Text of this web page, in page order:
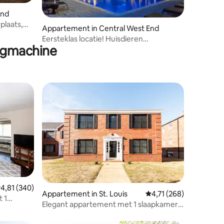
Appartement in Central West End
Eersteklas locatie! Huisdieren
Toegestaan, Parkeren, Zwembad
beoordeling van 4,81 op 5, 340 recensies
4,81 (340)
1
Appartement in St. Louis Gemiddelde
4,71 (268)
Elegant appartement met 1 slaapkamer